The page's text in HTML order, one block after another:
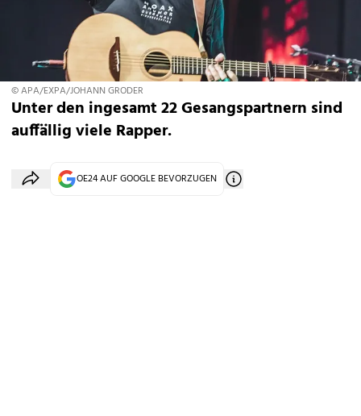
© APA/EXPA/JOHANN GRODER
Unter den ingesamt 22 Gesangspartnern sind
auffällig viele Rapper.
OE24 AUF GOOGLE BEVORZUGEN